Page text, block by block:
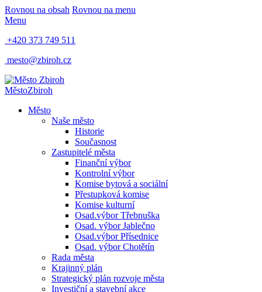
Rovnou na obsah Rovnou na menu
Menu
+420 373 749 511
mesto@zbiroh.cz
MěstoZbiroh
Město
Naše město
Historie
Současnost
Zastupitelé města
Finanční výbor
Kontrolní výbor
Komise bytová a sociální
Přestupková komise
Komise kulturní
Osad.výbor Třebnuška
Osad. výbor Jablečno
Osad.výbor Přísednice
Osad. výbor Chotětín
Rada města
Krajinný plán
Strategický plán rozvoje města
Investiční a stavební akce